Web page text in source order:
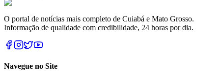
O portal de notícias mais completo de Cuiabá e Mato Grosso.
Informação de qualidade com credibilidade, 24 horas por dia.
Navegue no Site